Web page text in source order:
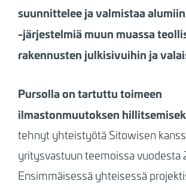
suunnittelee ja valmistaa
-järjestelmiä muun muassa
rakennusten julkisivuihin ja
Pursolla on tartuttu toimeen
ilmastonmuutoksen
tehnyt yhteistyötä Sitowisen
yritysvastuun teemoissa vuodesta
Ensimmäisessä yhteisessä